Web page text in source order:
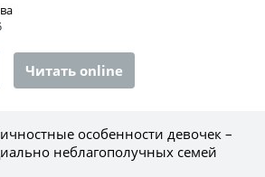
Читать online
особенности девочек –
неблагополучных семей